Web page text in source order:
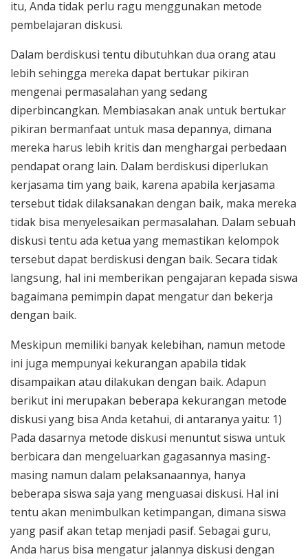
itu, Anda tidak perlu ragu menggunakan metode
pembelajaran diskusi.
Dalam berdiskusi tentu dibutuhkan dua orang atau
lebih sehingga mereka dapat bertukar pikiran
mengenai permasalahan yang sedang
diperbincangkan. Membiasakan anak untuk bertukar
pikiran bermanfaat untuk masa depannya, dimana
mereka harus lebih kritis dan menghargai perbedaan
pendapat orang lain. Dalam berdiskusi diperlukan
kerjasama tim yang baik, karena apabila kerjasama
tersebut tidak dilaksanakan dengan baik, maka mereka
tidak bisa menyelesaikan permasalahan. Dalam sebuah
diskusi tentu ada ketua yang memastikan kelompok
tersebut dapat berdiskusi dengan baik. Secara tidak
langsung, hal ini memberikan pengajaran kepada siswa
bagaimana pemimpin dapat mengatur dan bekerja
dengan baik.
Meskipun memiliki banyak kelebihan, namun metode
ini juga mempunyai kekurangan apabila tidak
disampaikan atau dilakukan dengan baik. Adapun
berikut ini merupakan beberapa kekurangan metode
diskusi yang bisa Anda ketahui, di antaranya yaitu: 1)
Pada dasarnya metode diskusi menuntut siswa untuk
berbicara dan mengeluarkan gagasannya masing-
masing namun dalam pelaksanaannya, hanya
beberapa siswa saja yang menguasai diskusi. Hal ini
tentu akan menimbulkan ketimpangan, dimana siswa
yang pasif akan tetap menjadi pasif. Sebagai guru,
Anda harus bisa mengatur jalannya diskusi dengan